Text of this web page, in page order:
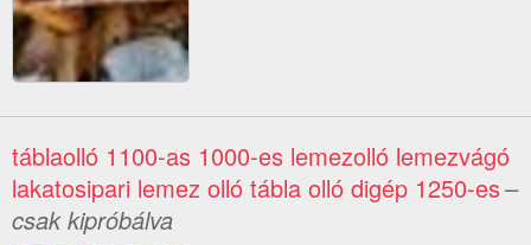
táblaolló 1100-as 1000-es lemezolló lemezvágó
lakatosipari lemez olló tábla olló digép 1250-es–
csak kipróbálva